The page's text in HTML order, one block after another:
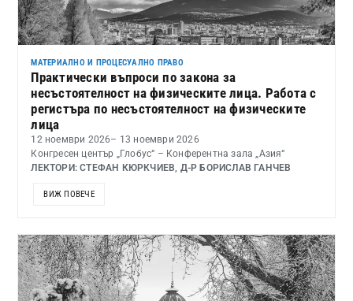
МАТЕРИАЛНО И ПРОЦЕСУАЛНО ПРАВО
Практически въпроси по закона за
несъстоятелност на физическите лица. Работа с
регистъра по несъстоятелност на физическите
лица
12 ноември 2026– 13 ноември 2026
Конгресен център „Глобус“ – Конферентна зала „Азия“
ЛЕКТОРИ: СТЕФАН КЮРКЧИЕВ, Д-Р БОРИСЛАВ ГАНЧЕВ
ВИЖ ПОВЕЧЕ